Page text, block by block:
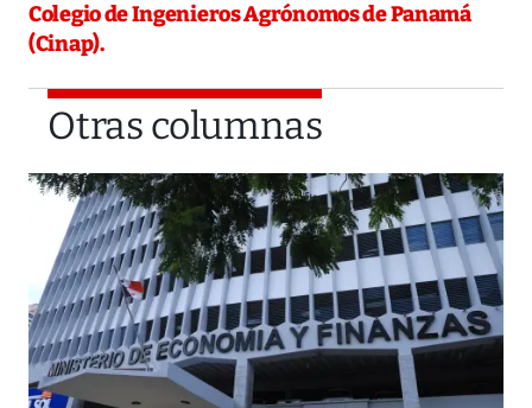
Colegio de Ingenieros Agrónomos de Panamá
(Cinap).
Otras columnas